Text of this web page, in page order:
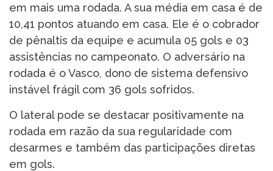
em mais uma rodada. A sua média em casa é de
10,41 pontos atuando em casa. Ele é o cobrador
de pênaltis da equipe e acumula 05 gols e 03
assistências no campeonato. O adversário na
rodada é o Vasco, dono de sistema defensivo
instável frágil com 36 gols sofridos.
O lateral pode se destacar positivamente na
rodada em razão da sua regularidade com
desarmes e também das participações diretas
em gols.